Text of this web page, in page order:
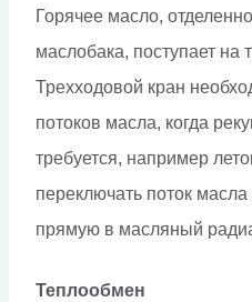
Горячее масло,
маслобака, поступает на
Трехходовой кран
потоков масла, когда
требуется, например
переключать поток
прямую в масляный
Теплообмен